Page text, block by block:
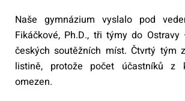
Naše gymnázium vyslalo pod
Fikáčkové, Ph.D., tři týmy do
českých soutěžních míst. Čtvrtý tým
listině, protože počet účastníků z
omezen.